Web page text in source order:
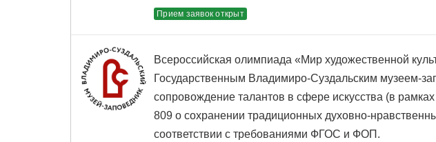
Прием заявок открыт
Всероссийская олимпиада «Мир художественной
Государственным Владимиро-Суздальским музеем-
сопровождение талантов в сфере искусства (в
809 о сохранении традиционных духовно-
соответствии с требованиями ФГОС и ФОП.